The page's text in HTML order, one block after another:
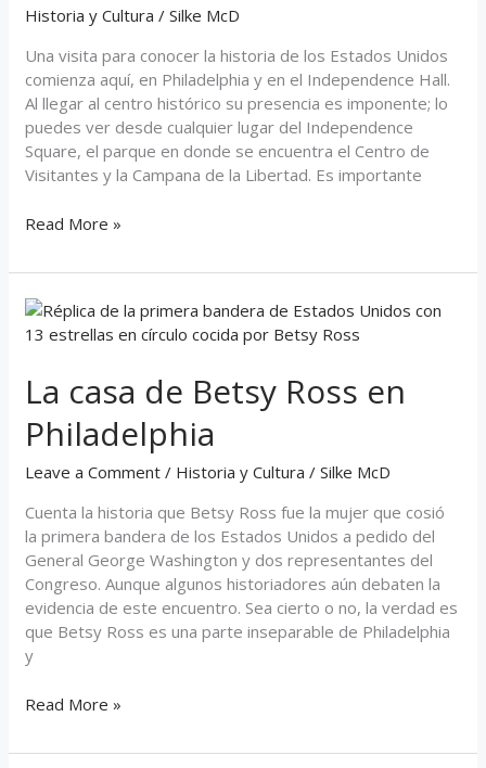
Historia y Cultura /Silke McD
Una visita para conocer la historia de los Estados Unidos
comienza aquí, en Philadelphia y en el Independence Hall.
Al llegar al centro histórico su presencia es imponente; lo
puedes ver desde cualquier lugar del Independence
Square, el parque en donde se encuentra el Centro de
Visitantes y la Campana de la Libertad. Es importante
Read More »
La casa de Betsy Ross en
Philadelphia
Leave a Comment / Historia y Cultura /Silke McD
Cuenta la historia que Betsy Ross fue la mujer que cosió
la primera bandera de los Estados Unidos a pedido del
General George Washington y dos representantes del
Congreso. Aunque algunos historiadores aún debaten la
evidencia de este encuentro. Sea cierto o no, la verdad es
que Betsy Ross es una parte inseparable de Philadelphia
y
La
casa
Betsy
Ross
en
Philadelphia
Read More »